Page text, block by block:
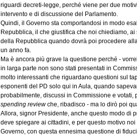
riguardi decreti-legge, perché viene per due
intervento e di discussione del Parlamento.
Quindi, il Governo sta comportandosi in modo
Repubblica, il che giustifica che noi chiediamo,
della Repubblica quando dovrà poi procedere
un anno fa.
Ma è ancora più grave la questione perché -
in larga parte non sono stati presentati in
molto interessanti che riguardano questioni sul
esponenti del PD solo qui in Aula, quando
probabilmente, discussi in Commissione e
spending reviewche, ribadisco - ma lo dirò poi
Allora, signor Presidente, anche questo modo di
deve spiegare ai cittadini, e per questo motivo
Governo, con questa ennesima questione di